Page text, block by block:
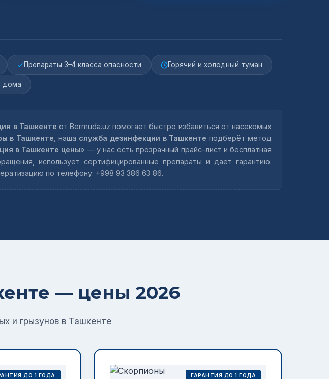
Препараты 3–4 класса опасности Горячий и холодный туман
дома
в Ташкенте от Bermuda.uz помогает быстро избавиться от насекомых
в Ташкенте , наша служба дезинфекции в Ташкенте подберёт метод
в Ташкенте цены» — у нас есть прозрачный прайс-лист и бесплатная
использует сертифицированные препараты и даёт гарантию.
по телефону: +998 93 386 63 86.
— цены 2026
и грызунов в Ташкенте
ДО 1 ГОДА ГАРАНТИЯ ДО 1 ГОДА